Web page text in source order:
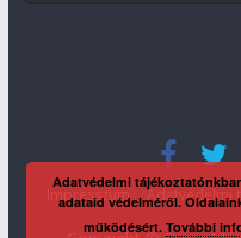
Impresszum Adatvédelmi
Adatvédelmi
adataid védelméről.
működésért.További